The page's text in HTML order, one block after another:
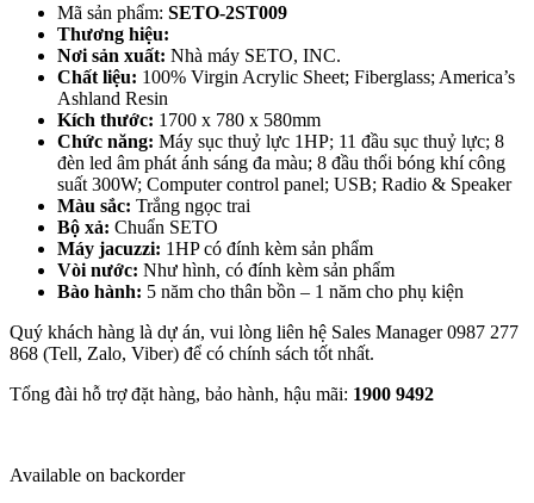
Mã sản phẩm: SETO-2ST009
Thương hiệu:
Nơi sản xuất: Nhà máy SETO, INC.
Chất liệu: 100% Virgin Acrylic Sheet; Fiberglass; America’s
Ashland Resin
Kích thước: 1700 x 780 x 580mm
Chức năng: Máy sục thuỷ lực 1HP; 11 đầu sục thuỷ lực; 8
đèn led âm phát ánh sáng đa màu; 8 đầu thổi bóng khí công
suất 300W; Computer control panel; USB; Radio & Speaker
Màu sắc: Trắng ngọc trai
Bộ xả: Chuẩn SETO
Máy jacuzzi: 1HP có đính kèm sản phẩm
Vòi nước: Như hình, có đính kèm sản phẩm
Bào hành: 5 năm cho thân bồn – 1 năm cho phụ kiện
Quý khách hàng là dự án, vui lòng liên hệ Sales Manager 0987 277
868 (Tell, Zalo, Viber) để có chính sách tốt nhất.
Tổng đài hỗ trợ đặt hàng, bảo hành, hậu mãi: 1900 9492
Available on backorder